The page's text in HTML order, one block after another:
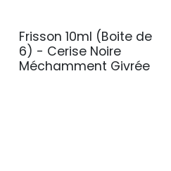
Frisson 10ml (Boite de
6) - Cerise Noire
Méchamment Givrée